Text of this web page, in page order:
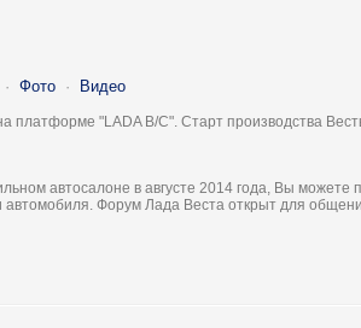
· Фото · Видео
"LADA B/C". Старт производства
автосалоне в августе 2014 года, Вы можете
автомобиля. Форум Лада Веста открыт для